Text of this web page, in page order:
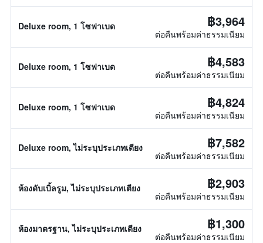
Deluxe room, 1 โซฟาเบด ฿3,964
ต่อคืนพร้อมค่าธรรมเนียม
Deluxe room, 1 โซฟาเบด ฿4,583
ต่อคืนพร้อมค่าธรรมเนียม
Deluxe room, 1 โซฟาเบด ฿4,824
ต่อคืนพร้อมค่าธรรมเนียม
Deluxe room, ไม่ระบุประเภทเตียง ฿7,582
ต่อคืนพร้อมค่าธรรมเนียม
ห้องดับเบิ้ลรูม, ไม่ระบุประเภทเตียง ฿2,903
ต่อคืนพร้อมค่าธรรมเนียม
ห้องมาตรฐาน, ไม่ระบุประเภทเตียง ฿1,300
ต่อคืนพร้อมค่าธรรมเนียม